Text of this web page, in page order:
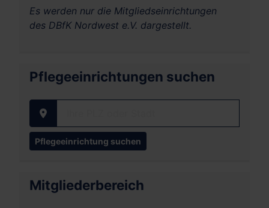
Es werden nur die Mitgliedseinrichtungen
des DBfK Nordwest e.V. dargestellt.
Pflegeeinrichtungen suchen
Ihre PLZ oder Stadt
Mitgliederbereich